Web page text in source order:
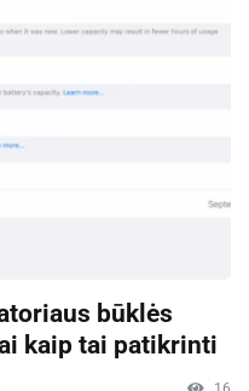
būklės
kaip tai patikrinti